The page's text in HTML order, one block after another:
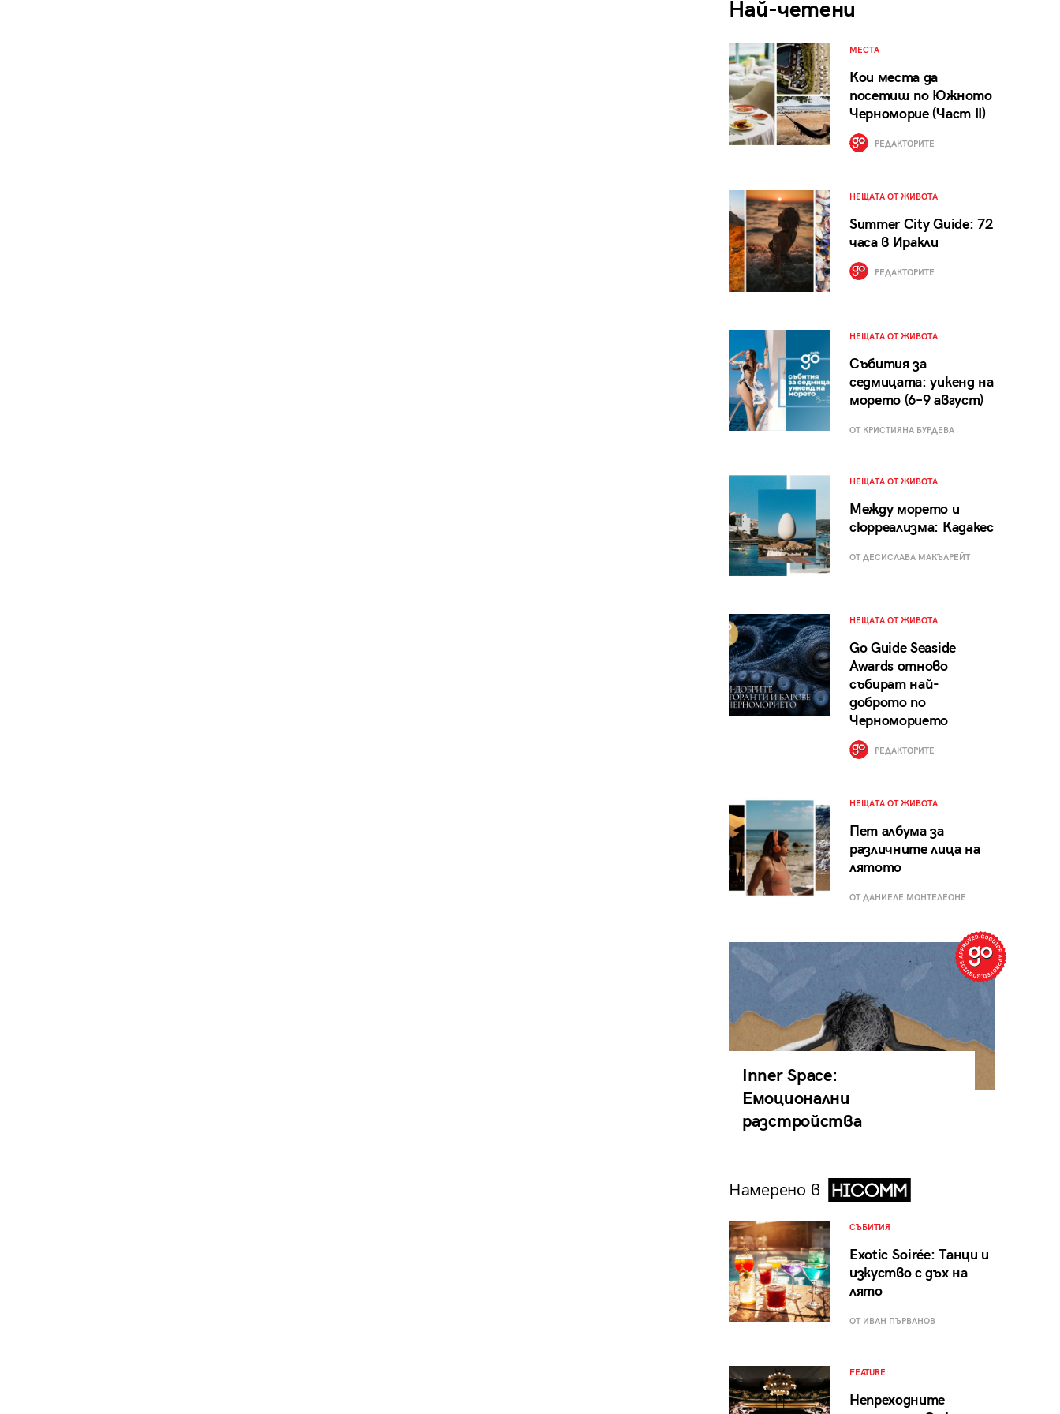
Най-четени
МЕСТА
Кои места да
посетиш по Южното
Черноморие (Част II)
РЕДАКТОРИТЕ
НЕЩАТА ОТ ЖИВОТА
Summer City Guide: 72
часа в Иракли
РЕДАКТОРИТЕ
НЕЩАТА ОТ ЖИВОТА
Събития за
седмицата: уикенд на
морето (6–9 август)
ОТ КРИСТИЯНА БУРДЕВА
НЕЩАТА ОТ ЖИВОТА
Между морето и
сюрреализма: Кадакес
ОТ ДЕСИСЛАВА МАКЪЛРЕЙТ
НЕЩАТА ОТ ЖИВОТА
Go Guide Seaside
Awards отново
събират най-
доброто по
Черноморието
РЕДАКТОРИТЕ
НЕЩАТА ОТ ЖИВОТА
Пет албума за
различните лица на
лятото
ОТ ДАНИЕЛЕ МОНТЕЛЕОНЕ
Inner Space:
Емоционални
разстройства
Намерено в
СЪБИТИЯ
Exotic Soirée: Танци и
изкуство с дъх на
лято
ОТ ИВАН ПЪРВАНОВ
FEATURE
Непреходните